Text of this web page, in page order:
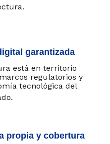
garantizada
está en territorio
regulatorios y
tecnológica del
propia y cobertura